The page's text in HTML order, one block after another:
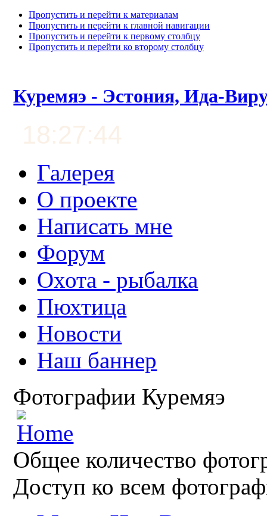
Пропустить и перейти к материалам
Пропустить и перейти к главной навигации
Пропустить и перейти к первому столбцу
Пропустить и перейти ко второму столбцу
Куремяэ - Эстония, Ида-
18:27:45
Галерея
О проекте
Написать мне
Форум
Охота - рыбалка
Пюхтица
Новости
Наш баннер
Фотографии Куремяэ
Общее количество
Доступ ко всем